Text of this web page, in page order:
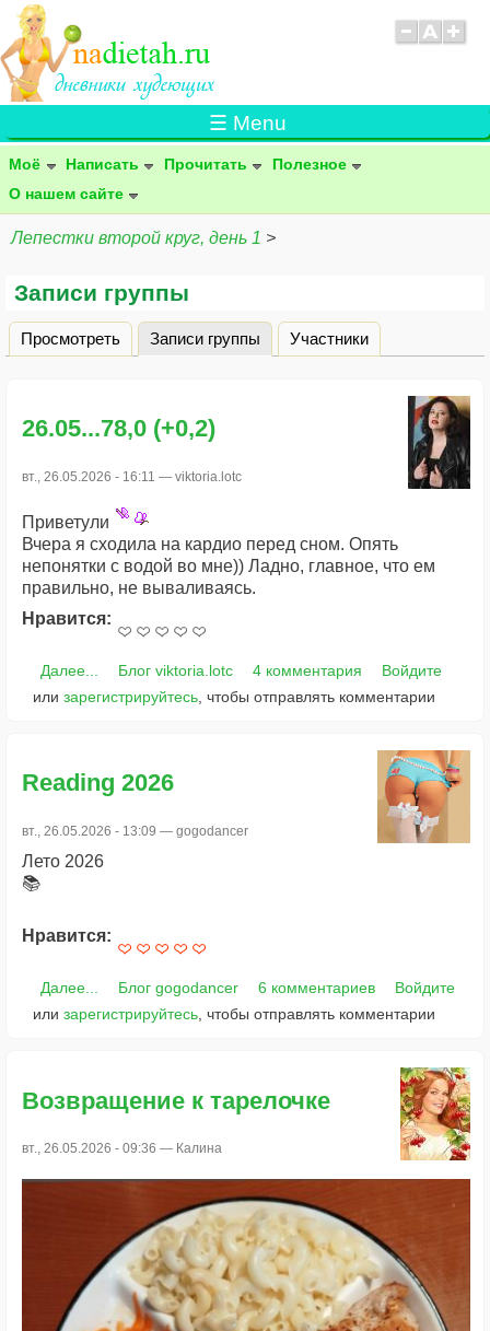
☰ Menu
Моё Написать Прочитать
Полезное
О нашем сайте
Лепестки второй круг, день 1 >
Записи группы
Главные вкладки
Просмотреть Записи группы (активная вкладка)
Участники
26.05...78,0 (+0,2)
вт., 26.05.2026 - 16:11 — viktoria.lotc
Приветули
Вчера я сходила на кардио перед сном. Опять
непонятки с водой во мне)) Ладно, главное, что ем
правильно, не вываливаясь.
Нравится:
Далее... Блог viktoria.lotc 4 комментария
Войдите
или зарегистрируйтесь , чтобы отправлять комментарии
Reading 2026
вт., 26.05.2026 - 13:09 — gogodancer
Лето 2026
📚
Нравится:
Далее... Блог gogodancer 6 комментариев
Войдите
или зарегистрируйтесь , чтобы отправлять комментарии
Возвращение к тарелочке
вт., 26.05.2026 - 09:36 — Калина